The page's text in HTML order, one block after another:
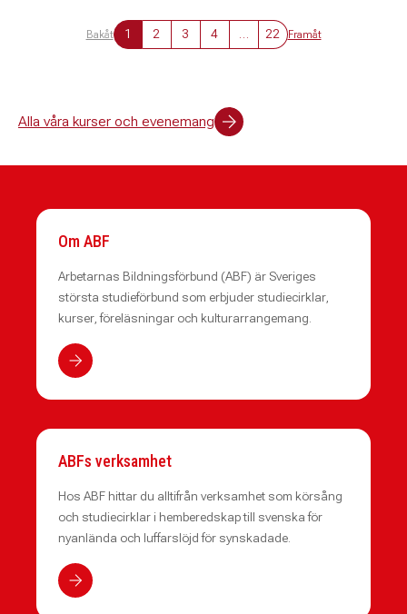
Bakåt 1 2 3 4 22 Framåt
Alla våra kurser och evenemang
Om ABF
Arbetarnas Bildningsförbund (ABF) är Sveriges
största studieförbund som erbjuder studiecirklar,
kurser, föreläsningar och kulturarrangemang.
ABFs verksamhet
Hos ABF hittar du alltifrån verksamhet som körsång
och studiecirklar i hemberedskap till svenska för
nyanlända och luffarslöjd för synskadade.